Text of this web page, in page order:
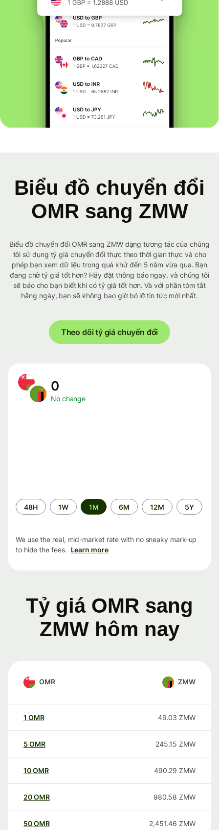
Biểu đồ chuyển đổi
OMR sang ZMW
Biểu đồ chuyển đổi OMR sang ZMW dạng tương tác của chúng
tôi sử dụng tỷ giá chuyển đổi thực theo thời gian thực và cho
phép bạn xem dữ liệu trong quá khứ đến 5 năm vừa qua. Bạn
đang chờ tỷ giá tốt hơn? Hãy đặt thông báo ngay, và chúng tôi
sẽ báo cho bạn biết khi có tỷ giá tốt hơn. Và với phần tóm tắt
hằng ngày, bạn sẽ không bao giờ bỏ lỡ tin tức mới nhất.
Theo dõi tỷ giá chuyển đổi
0
No change
Time
period
48H 1W 1M 6M 12M 5Y
We use the real, mid-market rate with no sneaky mark-up
to hide the fees. Learn more
Tỷ giá OMR sang
ZMW hôm nay
OMR ZMW
1 OMR 49.03 ZMW
5 OMR 245.15 ZMW
10OMR 490.29 ZMW
20OMR 980.58 ZMW
50OMR 2,451.46 ZMW